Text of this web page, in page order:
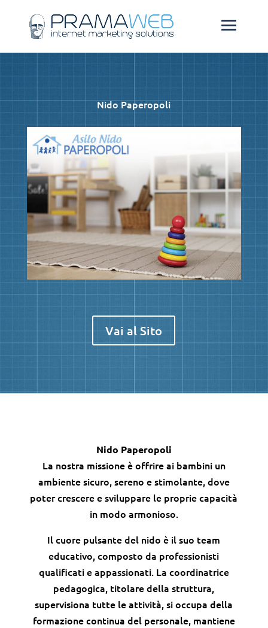
Nido Paperopoli
Vai al Sito
Nido Paperopoli
La nostra missione è offrire ai bambini un
ambiente sicuro, sereno e stimolante, dove
poter crescere e sviluppare le proprie capacità
in modo armonioso.
Il cuore pulsante del nido è il suo team
educativo, composto da professionisti
qualificati e appassionati. La coordinatrice
pedagogica, titolare della struttura,
supervisiona tutte le attività, si occupa della
formazione continua del personale, mantiene